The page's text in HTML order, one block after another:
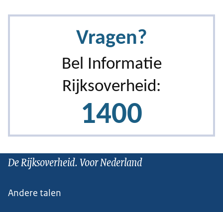
De Rijksoverheid. Voor Nederland
Andere talen